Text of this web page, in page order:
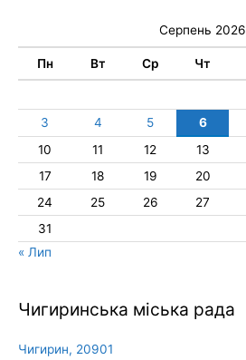
Серпень 2026
Пн Вт Ср Чт
3
4 5 6
10
11 12 13
17
18 19 20
24
25 26 27
31
« Лип
Чигиринська міська рада
Чигирин, 20901